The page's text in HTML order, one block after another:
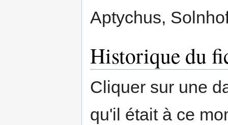
Aptychus,
Historique du
Cliquer sur une
qu'il était à ce